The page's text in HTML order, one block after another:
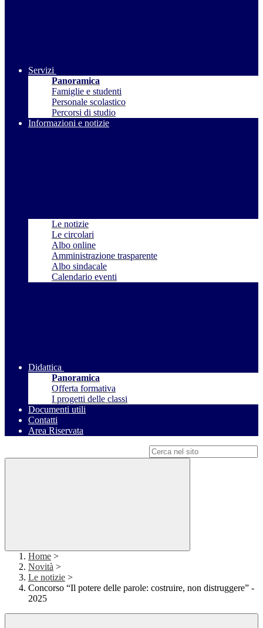
Servizi
Panoramica
Famiglie e studenti
Personale scolastico
Percorsi di studio
Informazioni e notizie
Le notizie
Le circolari
Albo online
Amministrazione trasparente
Albo sindacale
Calendario eventi
Didattica
Panoramica
Offerta formativa
I progetti delle classi
Documenti utili
Contatti
Area Riservata
Home >
Novità >
Le notizie >
Concorso “Il potere delle parole: costruire, non distruggere” -
2025